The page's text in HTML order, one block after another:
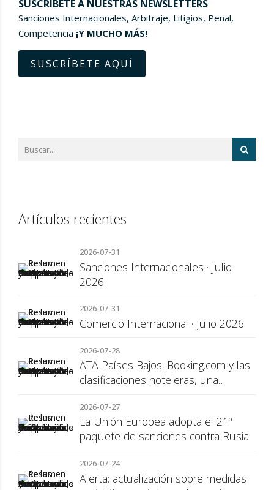
SUSCRÍBETE A NUESTRAS NEWSLETTERS
Sanciones Internacionales, Arbitraje, Litigios, Penal,
Competencia ¡Y MUCHO MÁS!
SUSCRÍBETE AQUÍ
Artículos recientes
2026-07-31
Sanciones Internacionales · Julio
2026
2026-07-31
Comercio Internacional · Julio 2026
2026-07-28
ATA Países Bajos: Booking.com y las
clasificaciones hoteleras, una
consumidor
2026-07-27
La Unión Europea adopta el 21º
paquete de sanciones contra Rusia
2026-07-24
Alerta: actualización sobre medidas